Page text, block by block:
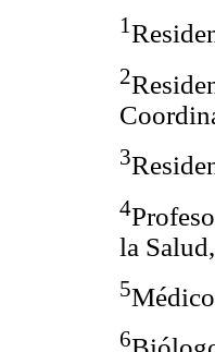
1
2
3
4
la
5
6